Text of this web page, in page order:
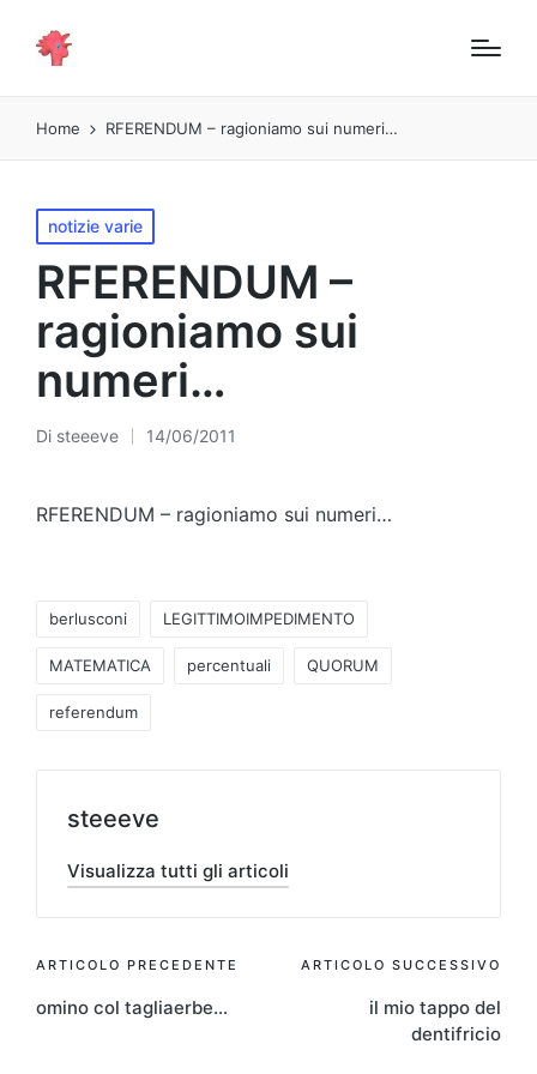
Home RFERENDUM – ragioniamo sui numeri…
Pubblicato
in
notizie varie
RFERENDUM –
ragioniamo sui
numeri…
Pubblicato
Di steeeve 14/06/2011
RFERENDUM – ragioniamo sui numeri…
berlusconi LEGITTIMOIMPEDIMENTO
MATEMATICA percentuali QUORUM
referendum
steeeve
Visualizza tutti gli articoli
Navigazione
articoli
ARTICOLO PRECEDENTE
omino col tagliaerbe…
ARTICOLO SUCCESSIVO
il mio tappo del
dentifricio